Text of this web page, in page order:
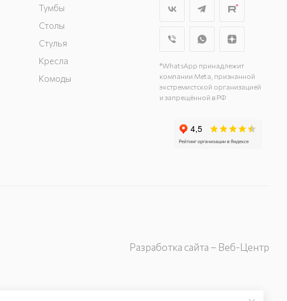
Тумбы
Столы
Стулья
Кресла
Комоды
г. Новосибирск, ул.
ангар 14
*WhatsApp принадлежит
компании Meta, признанной
экстремистской организацией
и запрещённой в РФ
Разработка сайта – Веб-Центр